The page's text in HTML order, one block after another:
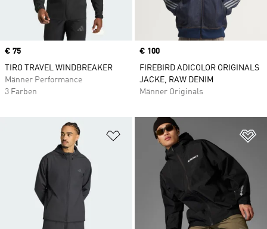
Price
€ 75
TIRO TRAVEL WINDBREAKER
Männer Performance
3 Farben
Price
€ 100
FIREBIRD ADICOLOR ORIGINALS
JACKE, RAW DENIM
Männer Originals
Zur Wunschliste hinzufügen